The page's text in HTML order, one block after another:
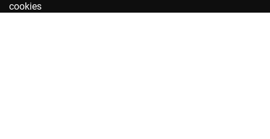
cookies